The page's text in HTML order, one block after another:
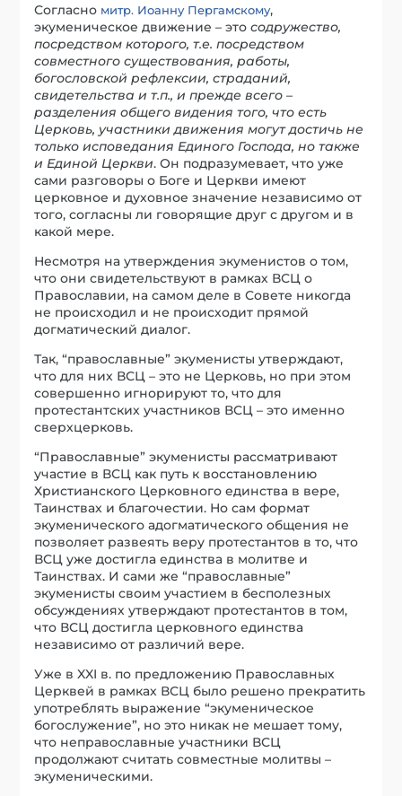
Согласно митр. Иоанну Пергамскому,
экуменическое движение – этосодружество,
посредством которого, т.е. посредством
совместного существования, работы,
богословской рефлексии, страданий,
свидетельства и т.п., и прежде всего –
разделения общего видения того, что есть
Церковь, участники движения могут достичь не
только исповедания Единого Господа, но также
и Единой Церкви. Он подразумевает, что уже
сами разговоры о Боге и Церкви имеют
церковное и духовное значение независимо от
того, согласны ли говорящие друг с другом и в
какой мере.
Несмотря на утверждения экуменистов о том,
что они свидетельствуют в рамках ВСЦ о
Православии, на самом деле в Совете никогда
не происходил и не происходит прямой
догматический диалог.
Так, “православные” экуменисты утверждают,
что для них ВСЦ – это не Церковь, но при этом
совершенно игнорируют то, что для
протестантских участников ВСЦ – это именно
сверхцерковь.
“Православные” экуменисты рассматривают
участие в ВСЦ как путь к восстановлению
Христианского Церковного единства в вере,
Таинствах и благочестии. Но сам формат
экуменического адогматического общения не
позволяет развеять веру протестантов в то, что
ВСЦ уже достигла единства в молитве и
Таинствах. И сами же “православные”
экуменисты своим участием в бесполезных
обсуждениях утверждают протестантов в том,
что ВСЦ достигла церковного единства
независимо от различий вере.
Уже в XXI в. по предложению Православных
Церквей в рамках ВСЦ было решено прекратить
употреблять выражение “экуменическое
богослужение”, но это никак не мешает тому,
что неправославные участники ВСЦ
продолжают считать совместные молитвы –
экуменическими.